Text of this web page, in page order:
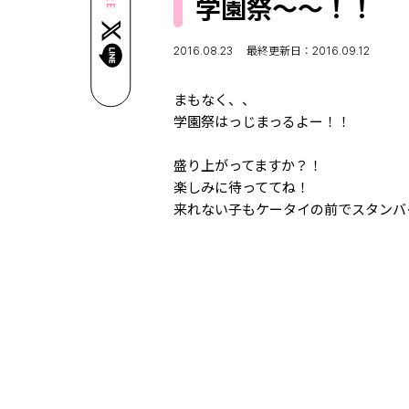
学園祭～～！！
2016.08.23 最終更新日：2016.09.12
まもなく、、
学園祭はっじまっるよー！！
盛り上がってますか？！
楽しみに待っててね！
来れない子もケータイの前でスタン